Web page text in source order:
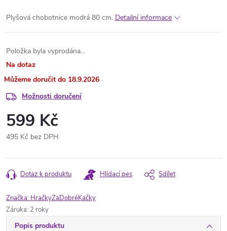
Plyšová chobotnice modrá 80 cm. Detailní informace
Položka byla vyprodána…
Na dotaz
18.9.2026
Možnosti doručení
599 Kč
495 Kč bez DPH
cena:
Dotaz k produktu Hlídací pes Sdílet
Značka: HračkyZaDobréKačky
Záruka: 2 roky
Popis produktu